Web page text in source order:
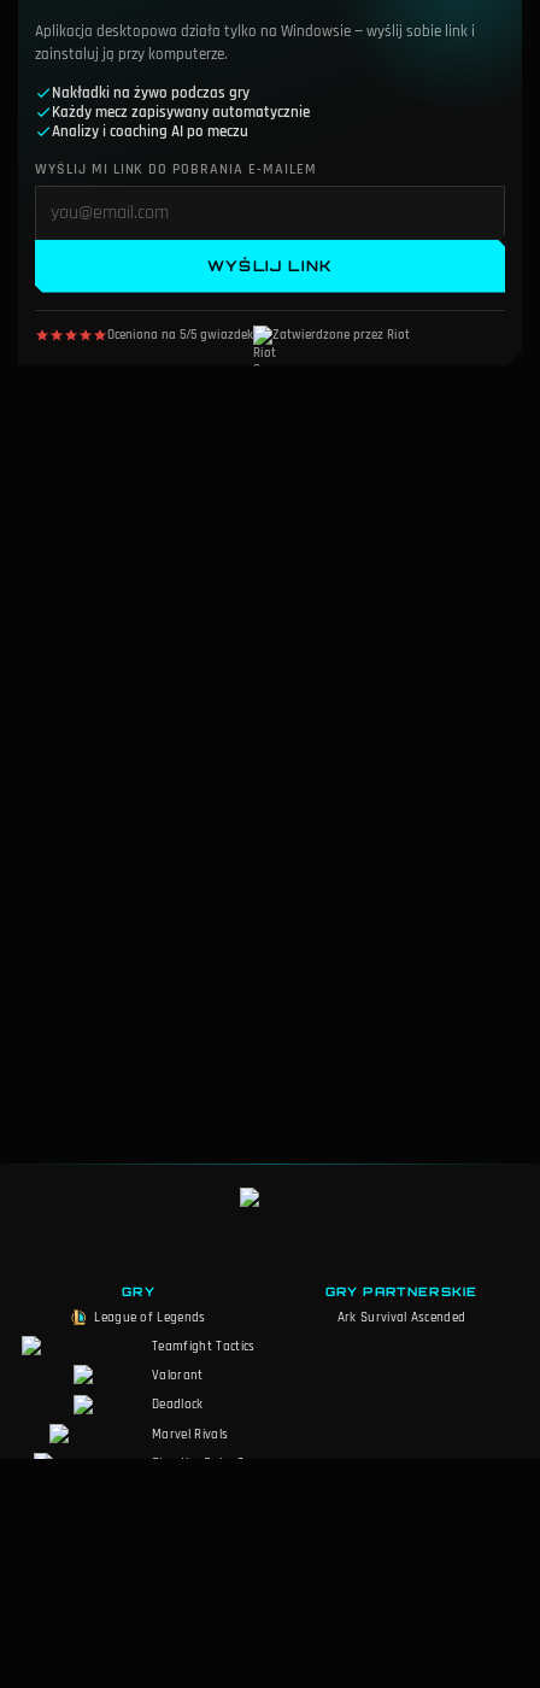
Aplikacja desktopowa działa tylko na Windowsie — wyślij sobie link i
zainstaluj ją przy komputerze.
Nakładki na żywo podczas gry
Każdy mecz zapisywany automatycznie
Analizy i coaching AI po meczu
WYŚLIJ MI LINK DO POBRANIA E-MAILEM
WYŚLIJ LINK
Oceniona na 5/5 gwiazdek Zatwierdzone przez Riot
GRY
League of Legends
Teamfight Tactics
Valorant
Deadlock
Marvel Rivals
Slay the Spire 2
GRY PARTNERSKIE
Ark Survival Ascended